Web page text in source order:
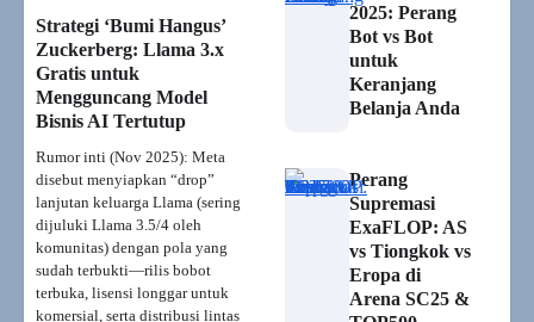
Strategi ‘Bumi Hangus’
Zuckerberg: Llama 3.x
Gratis untuk
Mengguncang Model
Bisnis AI Tertutup
Rumor inti (Nov 2025): Meta
disebut menyiapkan “drop”
lanjutan keluarga Llama (sering
dijuluki Llama 3.5/4 oleh
komunitas) dengan pola yang
sudah terbukti—rilis bobot
terbuka, lisensi longgar untuk
komersial, serta distribusi lintas
2025: Perang
Bot vs Bot
untuk
Keranjang
Belanja Anda
Perang
Supremasi
ExaFLOP: AS
vs Tiongkok vs
Eropa di
Arena SC25 &